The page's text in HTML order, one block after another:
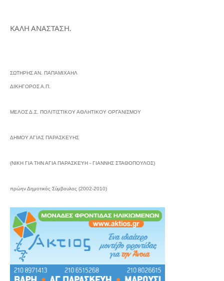
ΚΑΛΗ ΑΝΑΣΤΑΣΗ.
ΣΩΤΗΡΗΣ ΑΝ. ΠΑΠΑΜΙΧΑΗΛ
ΔΙΚΗΓΟΡΟΣ Α.Π.
ΜΕΛΟΣ Δ.Σ. ΠΟΛΙΤΙΣΤΙΚΟΥ ΑΘΛΗΤΙΚΟΥ ΟΡΓΑΝΙΣΜΟΥ
ΔΗΜΟΥ ΑΓΙΑΣ ΠΑΡΑΣΚΕΥΗΣ
(ΝΙΚΗ ΓΙΑ ΤΗΝ ΑΓΙΑ ΠΑΡΑΣΚΕΥΗ - ΓΙΑΝΝΗΣ ΣΤΑΘΟΠΟΥΛΟΣ)
πρώην Δημοτικός Σύμβουλος (2002-2010)